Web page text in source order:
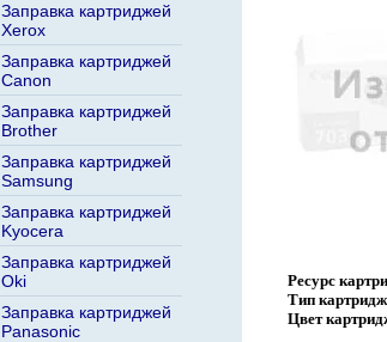
Заправка картриджей
Xerox
Заправка картриджей
Canon
Заправка картриджей
Brother
Заправка картриджей
Samsung
Заправка картриджей
Kyocera
Заправка картриджей
Oki
Заправка картриджей
Panasonic
Ресурс
Тип
Цвет